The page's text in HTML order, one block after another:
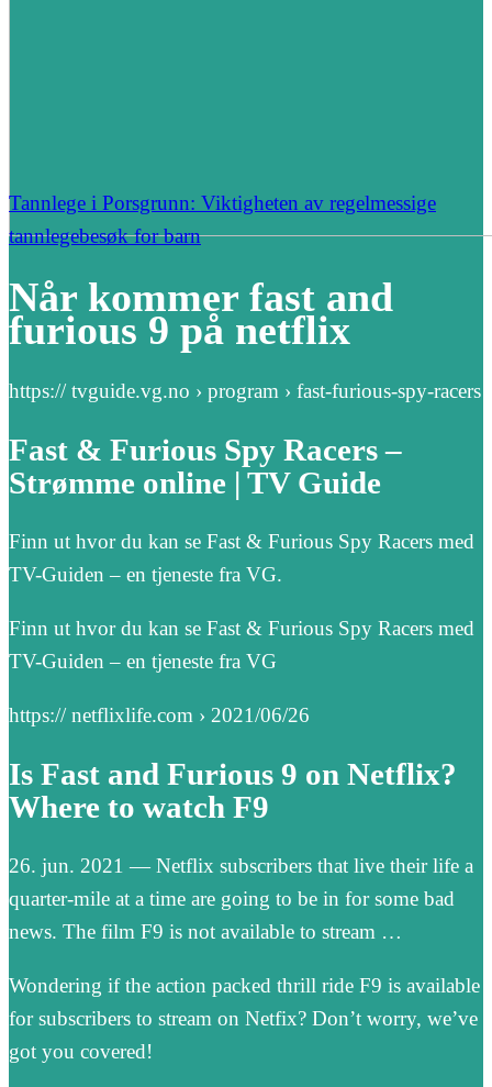
Tannlege i Porsgrunn: Viktigheten av regelmessige
tannlegebesøk for barn
Når kommer fast and
furious 9 på netflix
https:// tvguide.vg.no › program › fast-furious-spy-racers
Fast & Furious Spy Racers –
Strømme online | TV Guide
Finn ut hvor du kan se Fast & Furious Spy Racers med
TV-Guiden – en tjeneste fra VG.
Finn ut hvor du kan se Fast & Furious Spy Racers med
TV-Guiden – en tjeneste fra VG
https:// netflixlife.com › 2021/06/26
Is Fast and Furious 9 on Netflix?
Where to watch F9
26. jun. 2021 — Netflix subscribers that live their life a
quarter-mile at a time are going to be in for some bad
news. The film F9 is not available to stream …
Wondering if the action packed thrill ride F9 is available
for subscribers to stream on Netfix? Don’t worry, we’ve
got you covered!